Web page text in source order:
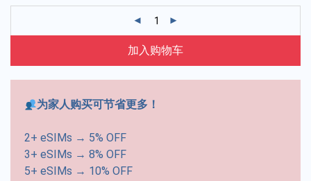
加入购物车
为家人购买可节省更多！
2+ eSIMs → 5% OFF
3+ eSIMs → 8% OFF
5+ eSIMs → 10% OFF